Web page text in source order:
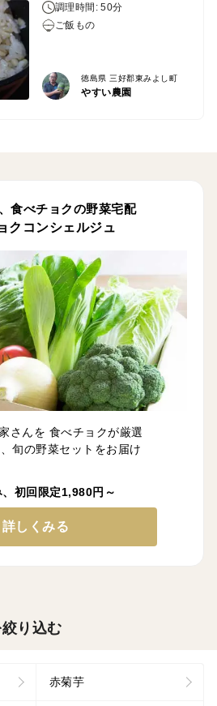
調理時間: 50分
ご飯もの
徳島県 三好郡東みよし町
やすい農園
食べチョクの野菜宅配
クコンシェルジュ
さんを 食べチョクが厳選
旬の野菜セットをお届け
初回限定1,980円～
詳しくみる
り込む
赤菊芋